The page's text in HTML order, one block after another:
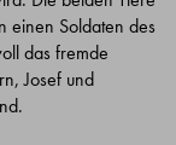
einen Soldaten des
das fremde
Josef und